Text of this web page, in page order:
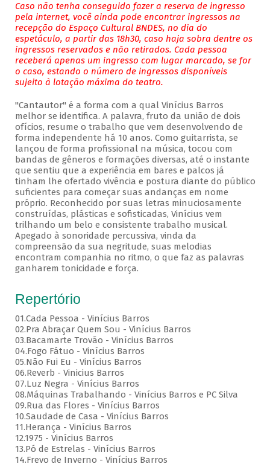
Caso não tenha conseguido fazer a reserva de ingresso
pela internet, você ainda pode encontrar ingressos na
recepção do Espaço Cultural BNDES, no dia do
espetáculo, a partir das 18h30, caso haja sobra dentre os
ingressos reservados e não retirados. Cada pessoa
receberá apenas um ingresso com lugar marcado, se for
o caso, estando o número de ingressos disponíveis
sujeito à lotação máxima do teatro.
"Cantautor" é a forma com a qual Vinícius Barros
melhor se identifica. A palavra, fruto da união de dois
ofícios, resume o trabalho que vem desenvolvendo de
forma independente há 10 anos. Como guitarrista, se
lançou de forma profissional na música, tocou com
bandas de gêneros e formações diversas, até o instante
que sentiu que a experiência em bares e palcos já
tinham lhe ofertado vivência e postura diante do público
suficientes para começar suas andanças em nome
próprio. Reconhecido por suas letras minuciosamente
construídas, plásticas e sofisticadas, Vinícius vem
trilhando um belo e consistente trabalho musical.
Apegado à sonoridade percussiva, vinda da
compreensão da sua negritude, suas melodias
encontram companhia no ritmo, o que faz as palavras
ganharem tonicidade e força.
Repertório
01.Cada Pessoa - Vinícius Barros
02.Pra Abraçar Quem Sou - Vinícius Barros
03.Bacamarte Trovão - Vinícius Barros
04.Fogo Fátuo - Vinícius Barros
05.Não Fui Eu - Vinícius Barros
06.Reverb - Vinicius Barros
07.Luz Negra - Vinícius Barros
08.Máquinas Trabalhando - Vinícius Barros e PC Silva
09.Rua das Flores - Vinícius Barros
10.Saudade de Casa - Vinícius Barros
11.Herança - Vinícius Barros
12.1975 - Vinícius Barros
13.Pó de Estrelas - Vinícius Barros
14.Frevo de Inverno - Vinícius Barros